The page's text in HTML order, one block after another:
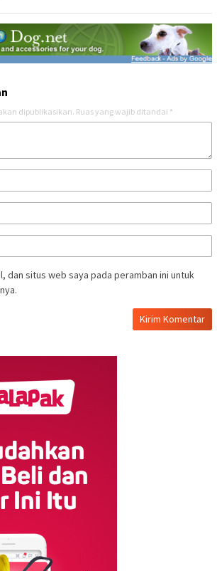
dipublikasikan. Ruas yang wajib ditandai *
dan situs web saya pada peramban ini untuk